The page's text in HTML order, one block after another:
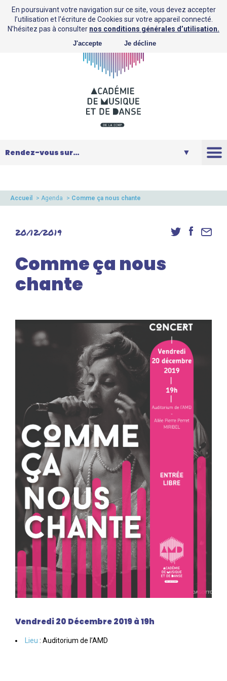
Saison
Danse
Accès élèves et familles
Accueil > Agenda > Comme ça nous chante
20/12/2019
Comme ça nous
chante
Vendredi 20 Décembre 2019 à 19h
Lieu : Auditorium de l’AMD
En poursuivant votre navigation sur ce site, vous devez accepter
l’utilisation et l'écriture de Cookies sur votre appareil connecté.
N’hésitez pas à consulter nos conditions générales d’utilisation.
J'accepte Je décline